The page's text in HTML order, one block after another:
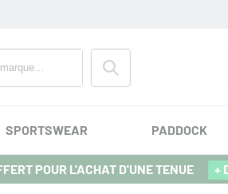
SPORTSWEAR PADDOCK
POUR L'ACHAT D'UNE TENUE +